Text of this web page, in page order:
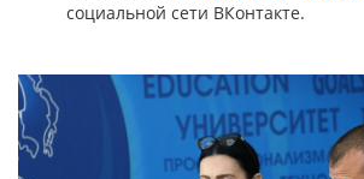
социальной сети ВКонтакте.